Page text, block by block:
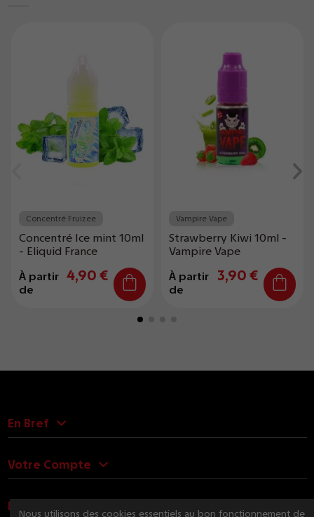
Concentré Fruizee
Concentré Ice mint 10ml
- Eliquid France
À partir
de
4,90 €
Vampire Vape
Strawberry Kiwi 10ml -
Vampire Vape
À partir
de
3,90 €
En Bref
Votre Compte
Nous Contacter
Nous utilisons des cookies essentiels au bon fonctionnement de